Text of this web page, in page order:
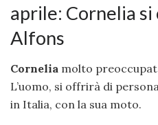
aprile: Cornelia si
Alfons
Cornelia molto
L’uomo, si offrirà di
in Italia, con la sua moto.